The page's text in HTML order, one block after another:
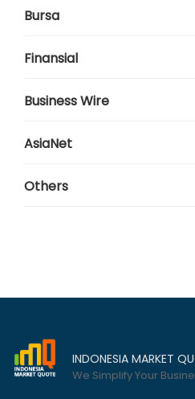
Bursa
Finansial
Business Wire
AsiaNet
Others
INDONESIA MARKET
We Simplify Your